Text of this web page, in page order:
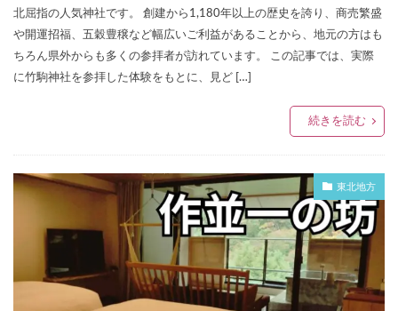
北屈指の人気神社です。 創建から1,180年以上の歴史を誇り、商売繁盛
や開運招福、五穀豊穣など幅広いご利益があることから、地元の方はも
ちろん県外からも多くの参拝者が訪れています。 この記事では、実際
に竹駒神社を参拝した体験をもとに、見ど […]
続きを読む
東北地方